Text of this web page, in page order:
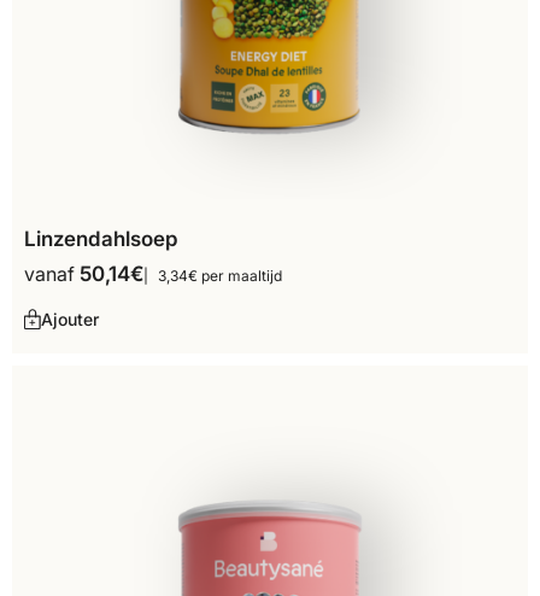
Linzendahlsoep
vanaf 50,14€ 3,34€ per maaltijd
Ajouter